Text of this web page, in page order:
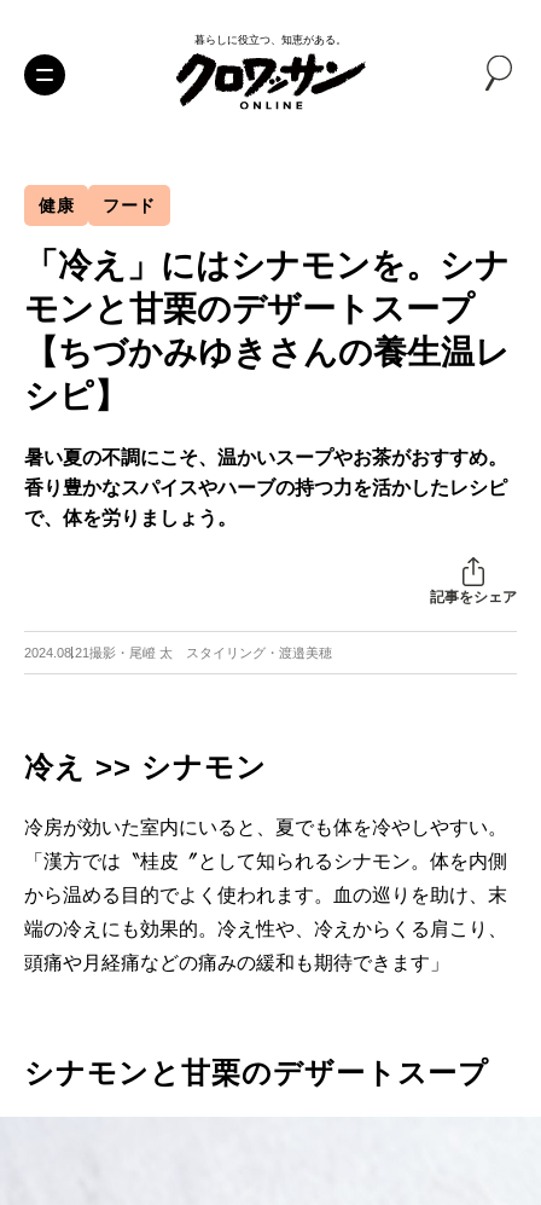
暮らしに役立つ、知恵がある。
健康 フード
「冷え」にはシナモンを。シナ
モンと甘栗のデザートスープ
【ちづかみゆきさんの養生温レ
シピ】
暑い夏の不調にこそ、温かいスープやお茶がおすすめ。
香り豊かなスパイスやハーブの持つ力を活かしたレシピ
で、体を労りましょう。
記事をシェア
2024.08.21撮影・尾嶝 太 スタイリング・渡邉美穂
冷え >> シナモン
冷房が効いた室内にいると、夏でも体を冷やしやすい。
「漢方では〝桂皮〞として知られるシナモン。体を内側
から温める目的でよく使われます。血の巡りを助け、末
端の冷えにも効果的。冷え性や、冷えからくる肩こり、
頭痛や月経痛などの痛みの緩和も期待できます」
シナモンと甘栗のデザートスープ